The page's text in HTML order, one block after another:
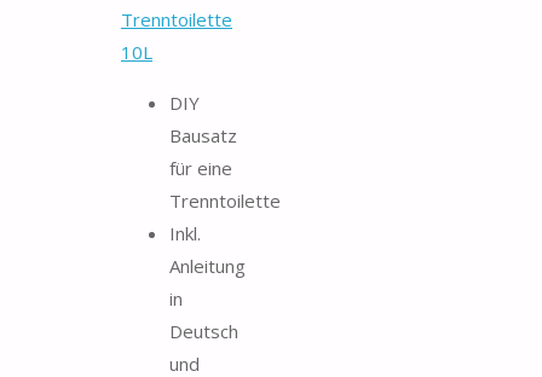
Trenntoilette
10L
DIY
Bausatz
für eine
Trenntoilette
Inkl.
Anleitung
in
Deutsch
und